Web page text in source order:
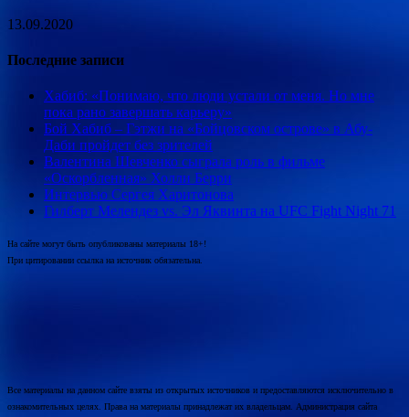
13.09.2020
Последние записи
Хабиб: «Понимаю, что люди устали от меня. Но мне
пока рано завершать карьеру»
Бой Хабиб – Гэтжи на «Бойцовском острове» в Абу-
Даби пройдет без зрителей
Валентина Шевченко сыграла роль в фильме
«Оскорбленная» Холли Берри
Интервью Сергея Харитонова
Гилберт Мелендез vs. Эл Яквинта на UFC Fight Night 71
На сайте могут быть опубликованы материалы 18+!
При цитировании ссылка на источник обязательна.
Все материалы на данном сайте взяты из открытых источников и предоставляются исключительно в
ознакомительных целях. Права на материалы принадлежат их владельцам. Администрация сайта